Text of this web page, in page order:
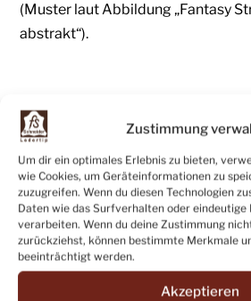
Zustimmung
Um dir ein optimales Erlebnis zu bieten,
wie Cookies, um Geräteinformationen zu
zuzugreifen. Wenn du diesen Technologien
Daten wie das Surfverhalten oder eindeutige
verarbeiten. Wenn du deine Zustimmung
zurückziehst, können bestimmte Merkmale
beeinträchtigt werden.
Akzeptieren
(Muster laut Abbildung „Fantasy
abstrakt“).
Hinweis:
Leder ist ein langlebiges
deshalb leicht Schrammen,
Lochstellen aufweisen.
Das sind jedoch keine Mängel,
Ausdruck der Natürlichkeit und
jeder einzelnen Lederhaut.